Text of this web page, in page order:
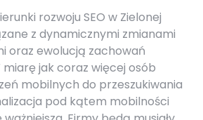
rozwoju SEO w Zielonej
z dynamicznymi zmianami
oraz ewolucją zachowań
miarę jak coraz więcej osób
mobilnych do przeszukiwania
pod kątem mobilności